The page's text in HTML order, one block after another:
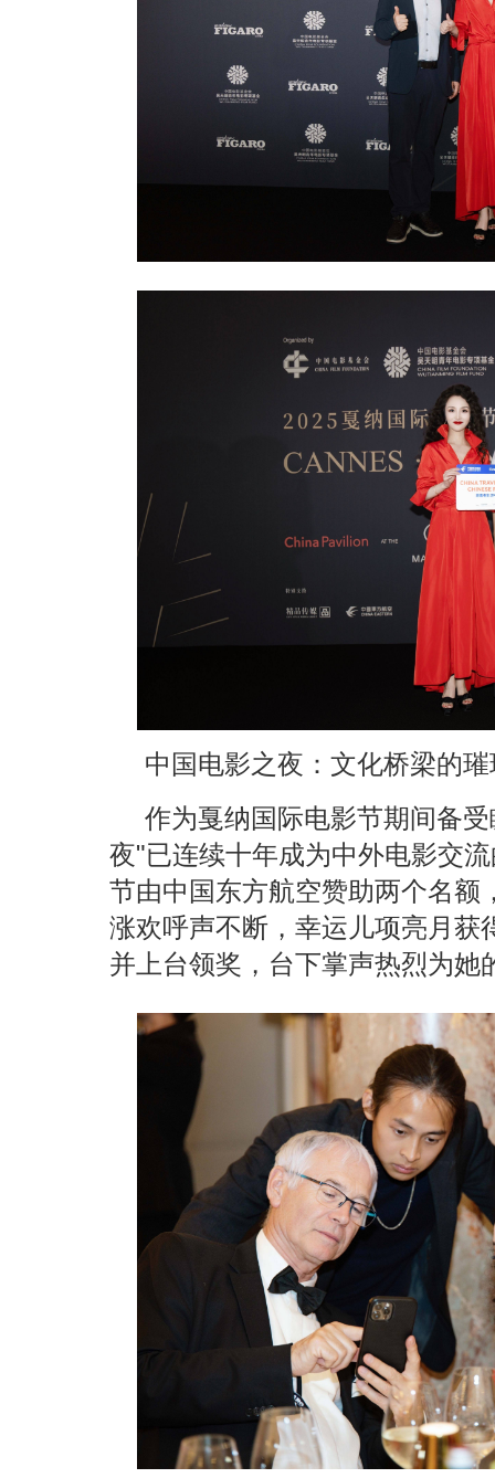
中国电影之夜：文化桥梁的
作为戛纳国际电影节期间备
夜"已连续十年成为中外电影交
节由中国东方航空赞助两个名额
涨欢呼声不断，幸运儿项亮月获
并上台领奖，台下掌声热烈为她